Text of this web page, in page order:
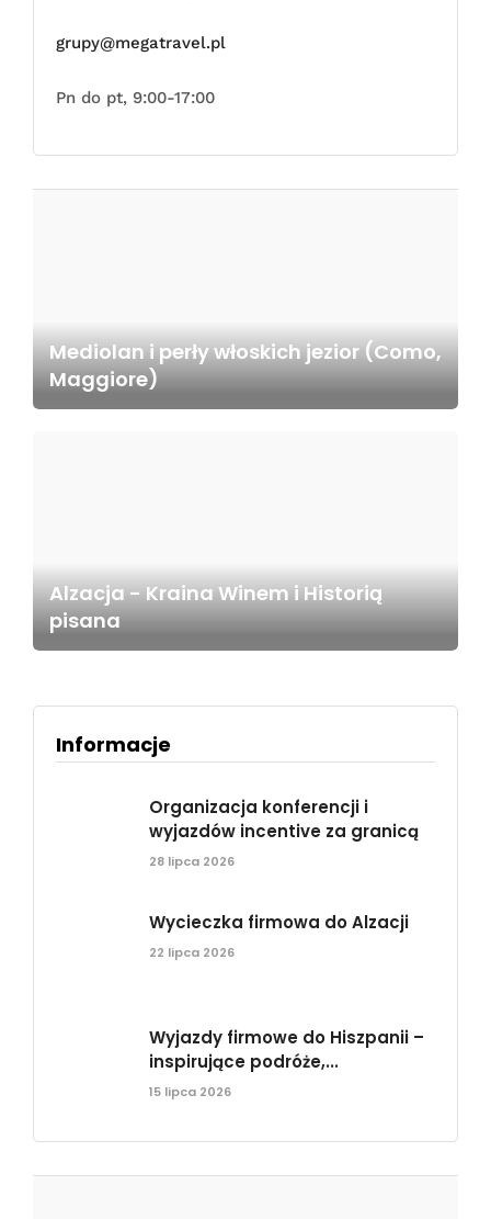
grupy@megatravel.pl
Pn do pt, 9:00-17:00
Mediolan i perły włoskich jezior (Como,
Maggiore)
Alzacja - Kraina Winem i Historią
pisana
Informacje
Organizacja konferencji i
wyjazdów incentive za granicą
28 lipca 2026
Wycieczka firmowa do Alzacji
22 lipca 2026
Wyjazdy firmowe do Hiszpanii –
inspirujące podróże,...
15 lipca 2026